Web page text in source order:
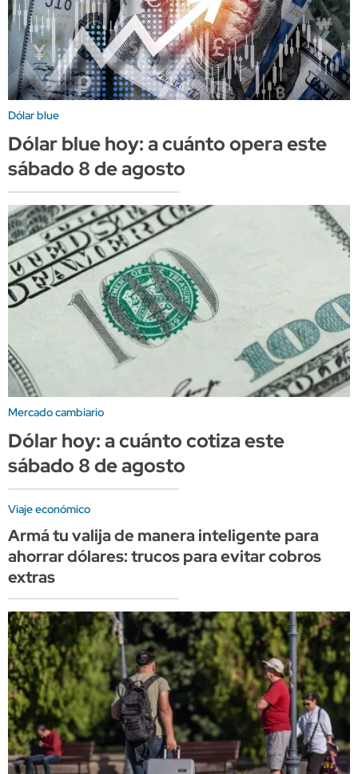
Dólar blue
Dólar blue hoy: a cuánto opera este
sábado 8 de agosto
Mercado cambiario
Dólar hoy: a cuánto cotiza este
sábado 8 de agosto
Viaje económico
Armá tu valija de manera inteligente para
ahorrar dólares: trucos para evitar cobros
extras